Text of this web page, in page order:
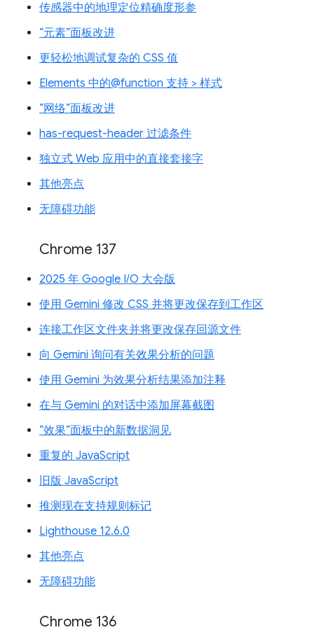
传感器中的地理定位精确度形参
“元素”面板改进
更轻松地调试复杂的 CSS 值
Elements 中的@function 支持 > 样式
“网络”面板改进
has-request-header 过滤条件
独立式 Web 应用中的直接套接字
其他亮点
无障碍功能
Chrome 137
2025 年 Google I/O 大会版
使用 Gemini 修改 CSS 并将更改保存到工作区
连接工作区文件夹并将更改保存回源文件
向 Gemini 询问有关效果分析的问题
使用 Gemini 为效果分析结果添加注释
在与 Gemini 的对话中添加屏幕截图
“效果”面板中的新数据洞见
重复的 JavaScript
旧版 JavaScript
推测现在支持规则标记
Lighthouse 12.6.0
其他亮点
无障碍功能
Chrome 136